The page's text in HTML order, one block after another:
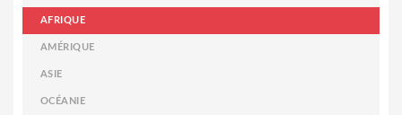
AFRIQUE
AMÉRIQUE
ASIE
OCÉANIE